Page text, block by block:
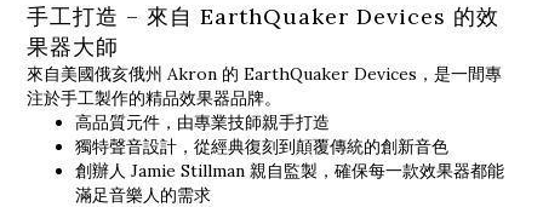
手工打造 – 來自 EarthQuaker Devices 的效
果器大師
來自美國俄亥俄州 Akron 的 EarthQuaker Devices，是一間專
注於手工製作的精品效果器品牌。
高品質元件，由專業技師親手打造
獨特聲音設計，從經典復刻到顛覆傳統的創新音色
創辦人 Jamie Stillman 親自監製，確保每一款效果器都能
滿足音樂人的需求